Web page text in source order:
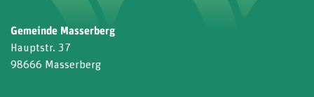
Gemeinde Masserberg
Hauptstr. 37
98666 Masserberg